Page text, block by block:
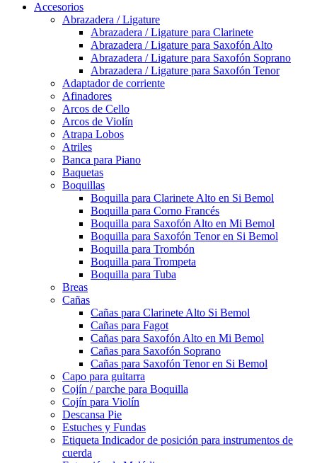
Accesorios
Abrazadera / Ligature
Abrazadera / Ligature para Clarinete
Abrazadera / Ligature para Saxofón Alto
Abrazadera / Ligature para Saxofón Soprano
Abrazadera / Ligature para Saxofón Tenor
Adaptador de corriente
Afinadores
Arcos de Cello
Arcos de Violín
Atrapa Lobos
Atriles
Banca para Piano
Baquetas
Boquillas
Boquilla para Clarinete Alto en Si Bemol
Boquilla para Corno Francés
Boquilla para Saxofón Alto en Mi Bemol
Boquilla para Saxofón Tenor en Si Bemol
Boquilla para Trombón
Boquilla para Trompeta
Boquilla para Tuba
Breas
Cañas
Cañas para Clarinete Alto Si Bemol
Cañas para Fagot
Cañas para Saxofón Alto en Mi Bemol
Cañas para Saxofón Soprano
Cañas para Saxofón Tenor en Si Bemol
Capo para guitarra
Cojín / parche para Boquilla
Cojín para Violín
Descansa Pie
Estuches y Fundas
Etiqueta Indicador de posición para instrumentos de
cuerda